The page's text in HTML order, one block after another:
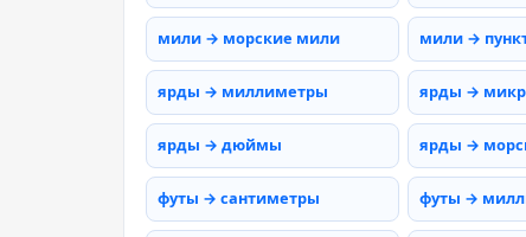
мили → морские мили мили →
ярды → миллиметры ярды →
ярды → дюймы ярды →
футы → сантиметры футы →